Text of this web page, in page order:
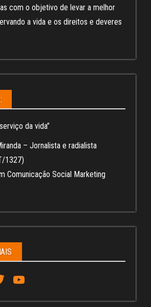
com o objetivo de levar a melhor
a vida e os direitos e deveres
da vida”
– Jornalista e radialista
1327)
Comunicação Social Marketing
T
wi u